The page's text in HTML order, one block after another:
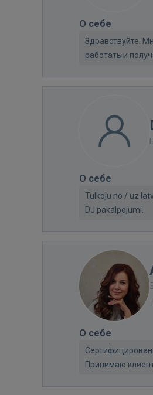
О себе
Здравствуйте.
работать и
О себе
Tulkoju no / uz
DJ pakalpojumi.
О себе
Принимаю